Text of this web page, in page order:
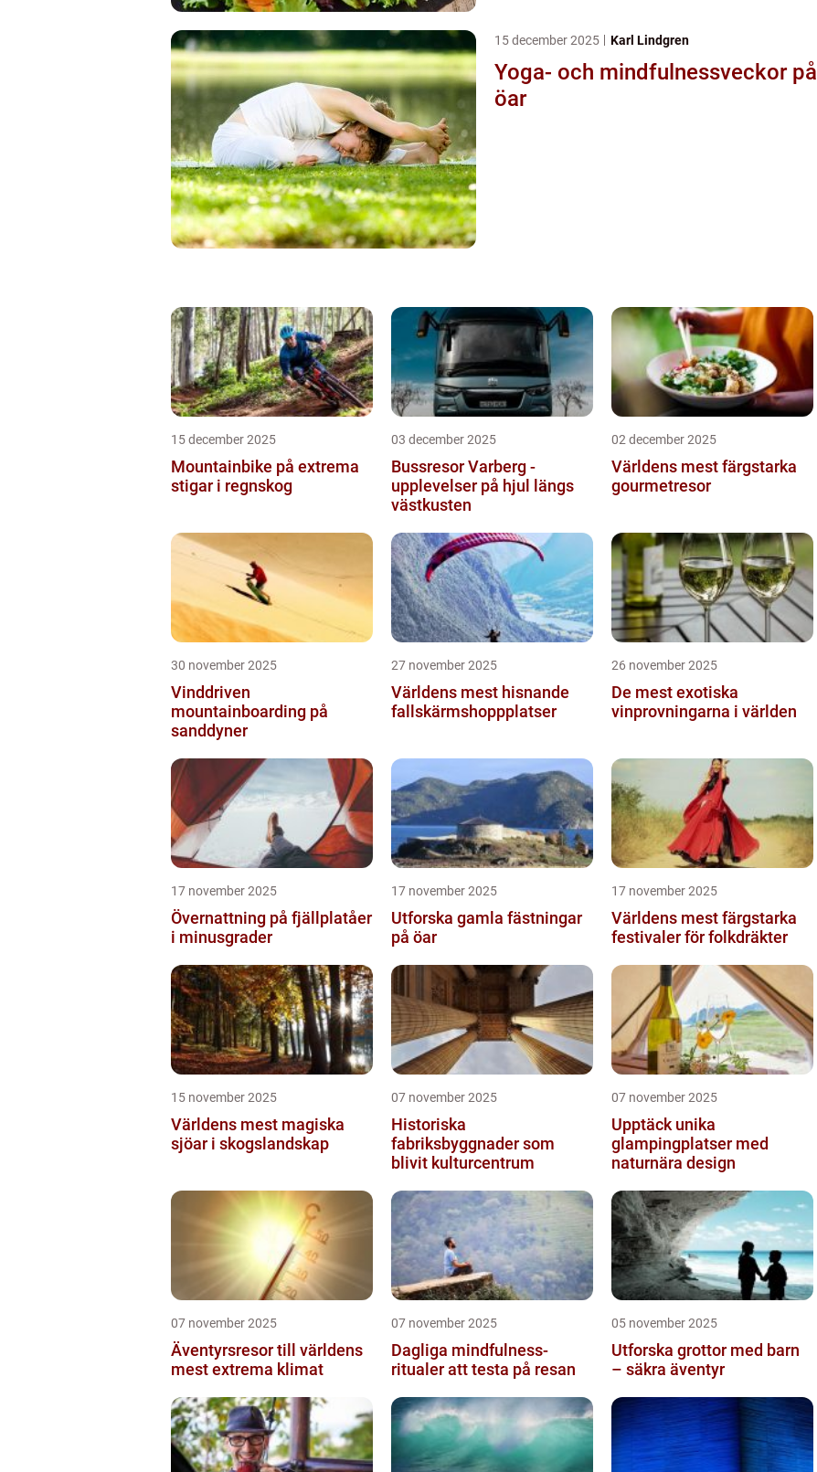
15 december 2025 Karl Lindgren
Yoga- och mindfulnessveckor på
öar
15 december 2025
Mountainbike på extrema
stigar i regnskog
03 december 2025
Bussresor Varberg -
upplevelser på hjul längs
västkusten
02 december 2025
Världens mest färgstarka
gourmetresor
30 november 2025
Vinddriven
mountainboarding på
sanddyner
27 november 2025
Världens mest hisnande
fallskärmshoppplatser
26 november 2025
De mest exotiska
vinprovningarna i världen
17 november 2025
Övernattning på fjällplatåer
i minusgrader
17 november 2025
Utforska gamla fästningar
på öar
17 november 2025
Världens mest färgstarka
festivaler för folkdräkter
15 november 2025
Världens mest magiska
sjöar i skogslandskap
07 november 2025
Historiska
fabriksbyggnader som
blivit kulturcentrum
07 november 2025
Upptäck unika
glampingplatser med
naturnära design
07 november 2025
Äventyrsresor till världens
mest extrema klimat
07 november 2025
Dagliga mindfulness-
ritualer att testa på resan
05 november 2025
Utforska grottor med barn
– säkra äventyr